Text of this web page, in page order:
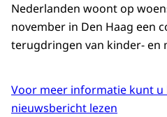
Nederlanden woont op
november in Den Haag een
terugdringen van kinder- en
Voor meer informatie kunt
nieuwsbericht lezen